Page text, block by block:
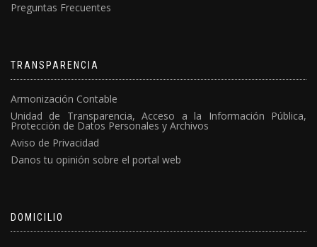
Preguntas Frecuentes
TRANSPARENCIA
Armonización Contable
Unidad de Transparencia, Acceso a la Información Pública,
Protección de Datos Personales y Archivos
Aviso de Privacidad
Danos tu opinión sobre el portal web
DOMICILIO